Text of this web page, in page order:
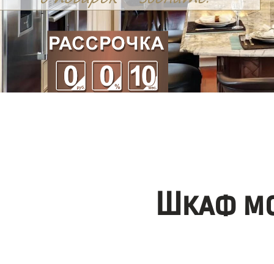
Шкаф